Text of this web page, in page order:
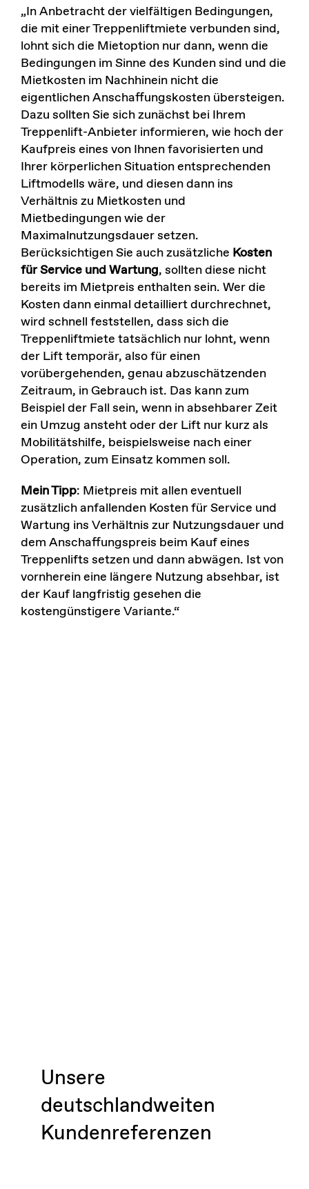
„In Anbetracht der vielfältigen Bedingungen,
die mit einer Treppenliftmiete verbunden sind,
lohnt sich die Mietoption nur dann, wenn die
Bedingungen im Sinne des Kunden sind und die
Mietkosten im Nachhinein nicht die
eigentlichen Anschaffungskosten übersteigen.
Dazu sollten Sie sich zunächst bei Ihrem
Treppenlift-Anbieter informieren, wie hoch der
Kaufpreis eines von Ihnen favorisierten und
Ihrer körperlichen Situation entsprechenden
Liftmodells wäre, und diesen dann ins
Verhältnis zu Mietkosten und
Mietbedingungen wie der
Maximalnutzungsdauer setzen.
Berücksichtigen Sie auch zusätzliche Kosten
für Service und Wartung, sollten diese nicht
bereits im Mietpreis enthalten sein. Wer die
Kosten dann einmal detailliert durchrechnet,
wird schnell feststellen, dass sich die
Treppenliftmiete tatsächlich nur lohnt, wenn
der Lift temporär, also für einen
vorübergehenden, genau abzuschätzenden
Zeitraum, in Gebrauch ist. Das kann zum
Beispiel der Fall sein, wenn in absehbarer Zeit
ein Umzug ansteht oder der Lift nur kurz als
Mobilitätshilfe, beispielsweise nach einer
Operation, zum Einsatz kommen soll.
Mein Tipp: Mietpreis mit allen eventuell
zusätzlich anfallenden Kosten für Service und
Wartung ins Verhältnis zur Nutzungsdauer und
dem Anschaffungspreis beim Kauf eines
Treppenlifts setzen und dann abwägen. Ist von
vornherein eine längere Nutzung absehbar, ist
der Kauf langfristig gesehen die
kostengünstigere Variante.“
Unsere
deutschlandweiten
Kundenreferenzen